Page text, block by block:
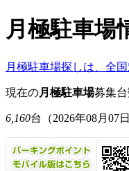
月極駐車場
月極駐車場探しは、全
現在の月極駐車場募集
6,160台 （2026年08月07